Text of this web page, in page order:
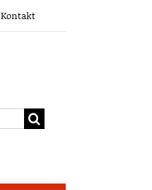
Kontakt